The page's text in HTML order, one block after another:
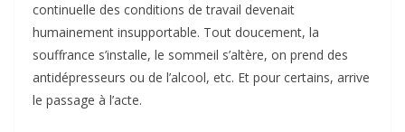
continuelle des conditions de travail devenait
humainement insupportable. Tout doucement, la
souffrance s’installe, le sommeil s’altère, on prend des
antidépresseurs ou de l’alcool, etc. Et pour certains, arrive
le passage à l’acte.